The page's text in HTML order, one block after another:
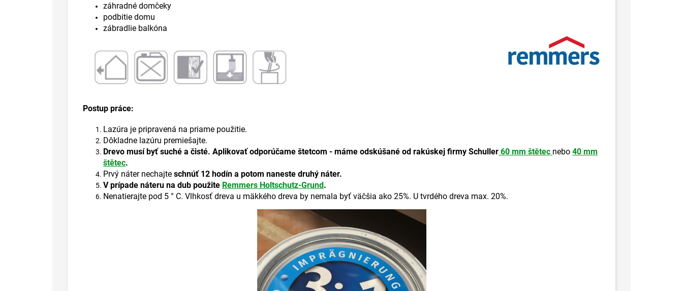
záhradné domčeky
podbitie domu
zábradlie balkóna
Postup práce:
Lazúra je pripravená na priame použitie.
Dôkladne lazúru premiešajte.
Drevo musí byť suché a čisté. Aplikovať odporúčame štetcom - máme odskúšané od rakúskej firmy Schuller 60 mm štětec nebo 40 mm
štětec.
Prvý náter nechajte schnúť 12 hodín a potom naneste druhý náter.
V prípade náteru na dub použite Remmers Holtschutz-Grund.
Nenatierajte pod 5 ° C. Vlhkosť dreva u mäkkého dreva by nemala byť väčšia ako 25%. U tvrdého dreva max. 20%.